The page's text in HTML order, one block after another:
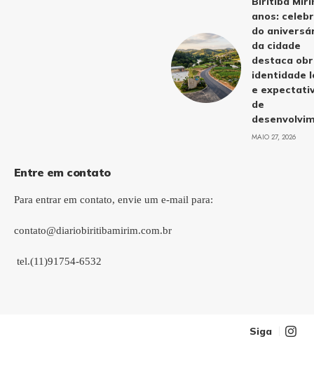
anos:
do
da cidade
destaca
identidade
e
de
MAIO 27, 2026
Entre em contato
Para entrar em contato, envie um e-mail para:
contato@diariobiritibamirim.com.br
tel.(11)91754-6532
Siga